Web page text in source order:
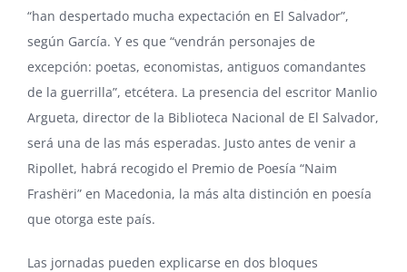
“han despertado mucha expectación en El Salvador”,
según García. Y es que “vendrán personajes de
excepción: poetas, economistas, antiguos comandantes
de la guerrilla”, etcétera. La presencia del escritor Manlio
Argueta, director de la Biblioteca Nacional de El Salvador,
será una de las más esperadas. Justo antes de venir a
Ripollet, habrá recogido el Premio de Poesía “Naim
Frashëri” en Macedonia, la más alta distinción en poesía
que otorga este país.
Las jornadas pueden explicarse en dos bloques